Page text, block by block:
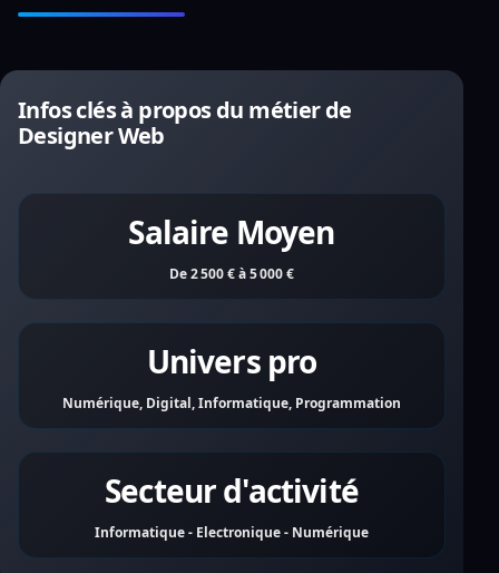
Infos clés à propos du métier de
Designer Web
Salaire Moyen
De 2 500 € à 5 000 €
Univers pro
Numérique, Digital, Informatique, Programmation
Secteur d'activité
Informatique - Electronique - Numérique